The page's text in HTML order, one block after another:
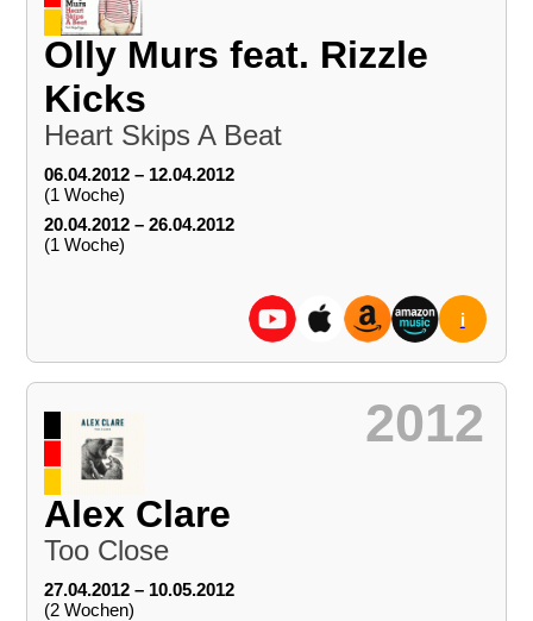
Olly Murs feat. Rizzle
Kicks
Heart Skips A Beat
06.04.2012 – 12.04.2012
(1 Woche)
20.04.2012 – 26.04.2012
(1 Woche)
i
2012
Alex Clare
Too Close
27.04.2012 – 10.05.2012
(2 Wochen)